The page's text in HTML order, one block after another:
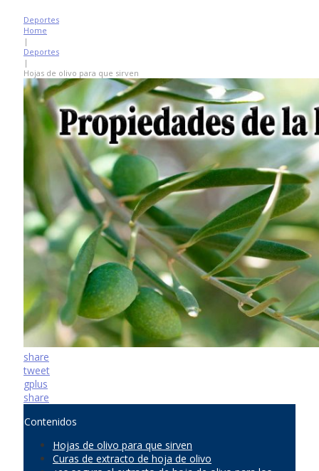
Deportes
Home
|
Deportes
|
Hojas de olivo para que sirven
share
tweet
gplus
share
Contenidos
Hojas de olivo para que sirven
Curas de extracto de hoja de olivo